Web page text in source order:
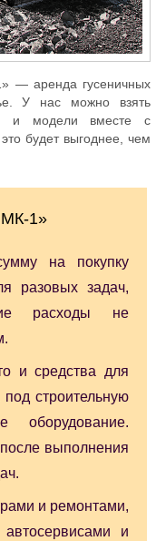
— аренда гусеничных
У нас можно взять
и модели вместе с
будет выгоднее, чем
1»
на покупку
разовых задач,
расходы не
и средства для
строительную
выполнения
и ремонтами,
и